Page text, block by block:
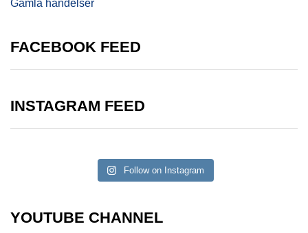
Gamla händelser
FACEBOOK FEED
INSTAGRAM FEED
Follow on Instagram
YOUTUBE CHANNEL